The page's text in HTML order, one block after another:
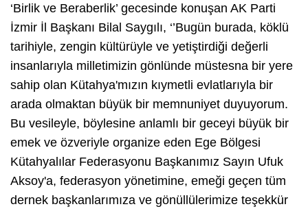
‘Birlik ve Beraberlik’ gecesinde konuşan AK Parti
İzmir İl Başkanı Bilal Saygılı, ‘’Bugün burada, köklü
tarihiyle, zengin kültürüyle ve yetiştirdiği değerli
insanlarıyla milletimizin gönlünde müstesna bir yere
sahip olan Kütahya'mızın kıymetli evlatlarıyla bir
arada olmaktan büyük bir memnuniyet duyuyorum.
Bu vesileyle, böylesine anlamlı bir geceyi büyük bir
emek ve özveriyle organize eden Ege Bölgesi
Kütahyalılar Federasyonu Başkanımız Sayın Ufuk
Aksoy'a, federasyon yönetimine, emeği geçen tüm
dernek başkanlarımıza ve gönüllülerimize teşekkür